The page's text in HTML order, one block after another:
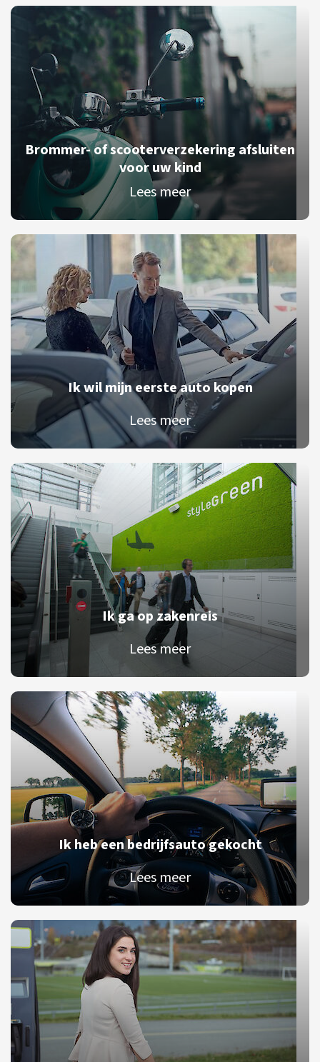
Brommer- of scooterverzekering afsluiten
voor uw kind
Lees meer
Ik wil mijn eerste auto kopen
Lees meer
Ik ga op zakenreis
Lees meer
Ik heb een bedrijfsauto gekocht
Lees meer